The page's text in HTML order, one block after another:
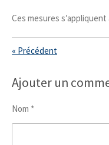
Ces mesures
« Précédent
Ajouter un
Nom *